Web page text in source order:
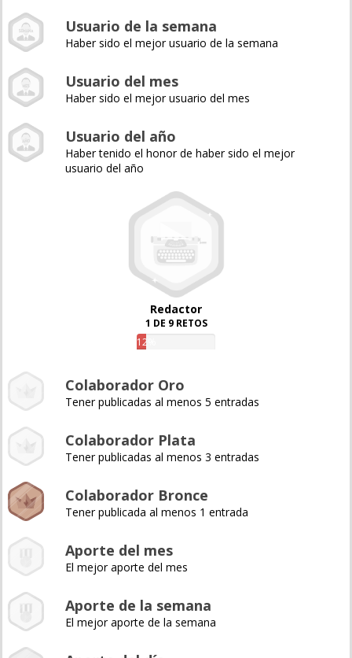
Usuario de la semana
Haber sido el mejor usuario de la semana
Usuario del mes
Haber sido el mejor usuario del mes
Usuario del año
Haber tenido el honor de haber sido el mejor
usuario del año
Redactor
1 DE 9 RETOS
12%
Colaborador Oro
Tener publicadas al menos 5 entradas
Colaborador Plata
Tener publicadas al menos 3 entradas
Colaborador Bronce
Tener publicada al menos 1 entrada
Aporte del mes
El mejor aporte del mes
Aporte de la semana
El mejor aporte de la semana